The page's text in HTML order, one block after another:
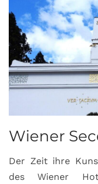
Wiener
Der Zeit ihre
des Wiener